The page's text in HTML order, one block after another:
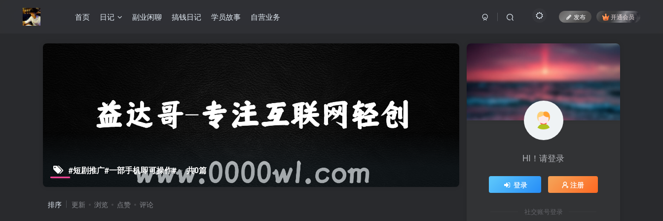
首页 日记 副业闲聊 搞钱日记 学员故事 自营业务 发布 开通会员
#短剧推广#一部手机即可操作# 共0篇
排序 更新 浏览 点赞 评论
HI！请登录
登录 注册
社交账号登录